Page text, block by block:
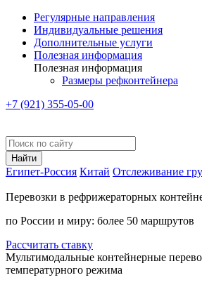
Регулярные направления
Индивидуальные решения
Дополнительные услуги
Полезная информация
Полезная информация
Размеры рефконтейнера
+7 (921) 355-05-00
Найти
Египет-Россия Китай Отслеживание
Перевозки в рефрижераторных
по России и миру: более 50 маршрутов
Рассчитать ставку
Мультимодальные контейнерные
температурного режима